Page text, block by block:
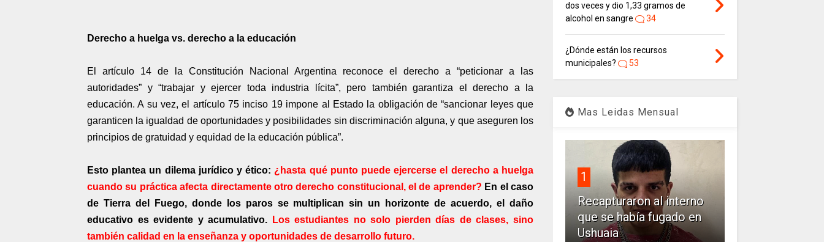
Derecho a huelga vs. derecho a la educación
El artículo 14 de la Constitución Nacional Argentina reconoce el derecho a “peticionar a las
autoridades” y “trabajar y ejercer toda industria lícita”, pero también garantiza el derecho a la
educación. A su vez, el artículo 75 inciso 19 impone al Estado la obligación de “sancionar leyes que
garanticen la igualdad de oportunidades y posibilidades sin discriminación alguna, y que aseguren los
principios de gratuidad y equidad de la educación pública”.
Esto plantea un dilema jurídico y ético: ¿hasta qué punto puede ejercerse el derecho a huelga
cuando su práctica afecta directamente otro derecho constitucional, el de aprender? En el caso
de Tierra del Fuego, donde los paros se multiplican sin un horizonte de acuerdo, el daño
educativo es evidente y acumulativo. Los estudiantes no solo pierden días de clases, sino
también calidad en la enseñanza y oportunidades de desarrollo futuro.
dos veces y dio 1,33 gramos de
alcohol en sangre
34
¿Dónde están los recursos
municipales?
53
Mas Leidas Mensual
1
Recapturaron al interno
que se había fugado en
Ushuaia